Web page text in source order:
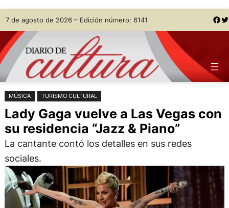
Saltar
al
contenido
Skip
to
content
7 de agosto de 2026 – Edición número: 6141 Facebook Twitter
MÚSICA TURISMO CULTURAL
Lady Gaga vuelve a Las Vegas con
su residencia “Jazz & Piano”
La cantante contó los detalles en sus redes
sociales.